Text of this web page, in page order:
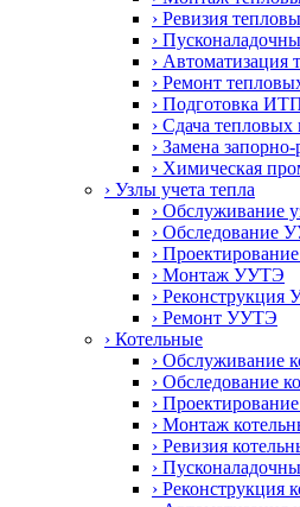
› Ревизия
›
› Автоматизация
› Ремонт
› Подготовка
› Сдача
› Замена
› Химическая
› Узлы учета тепла
› Обслуживание
› Обследование
›
› Монтаж УУТЭ
› Реконструкция
› Ремонт УУТЭ
› Котельные
› Обслуживание
› Обследование
›
› Монтаж
› Ревизия
›
› Реконструкция